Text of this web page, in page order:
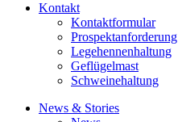
Kontakt
Kontaktformular
Prospektanforderung
Legehennenhaltung
Geflügelmast
Schweinehaltung
News & Stories